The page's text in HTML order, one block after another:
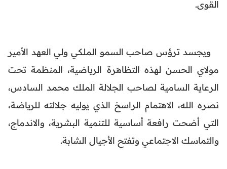
القوى.
ويجسد ترؤس صاحب السمو الملكي ولي العهد الأمير
مولاي الحسن لهذه التظاهرة الرياضية، المنظمة تحت
الرعاية السامية لصاحب الجلالة الملك محمد السادس،
نصره الله، الاهتمام الراسخ الذي يوليه جلالته للرياضة،
التي أضحت رافعة أساسية للتنمية البشرية، والاندماج،
والتماسك الاجتماعي وتفتح الأجيال الشابة.